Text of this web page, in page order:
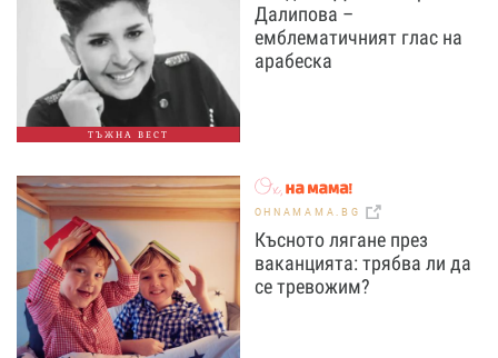
ТЪЖНА ВЕСТ
Далипова –
емблематичният глас на
арабеска
OHNAMAMA.BG
Късното лягане през
ваканцията: трябва ли да
се тревожим?